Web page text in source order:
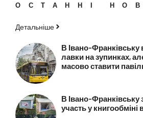
ОСТАННІ
Детальніше
В Івано-
лавки на зупинках,
масово ставити
В Івано-
участь у